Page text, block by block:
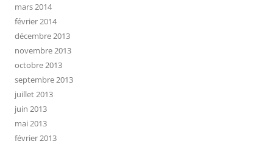
mars 2014
février 2014
décembre 2013
novembre 2013
octobre 2013
septembre 2013
juillet 2013
juin 2013
mai 2013
février 2013